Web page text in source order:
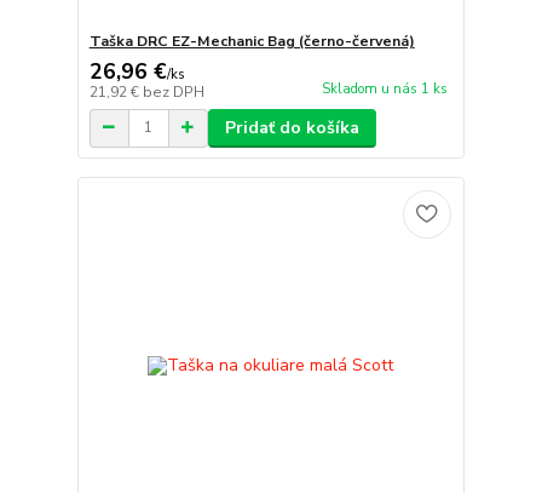
Taška DRC EZ-Mechanic Bag (černo-červená)
26,96 €/ks
21,92 € bez DPH Skladom u nás 1 ks
Pridať do košíka